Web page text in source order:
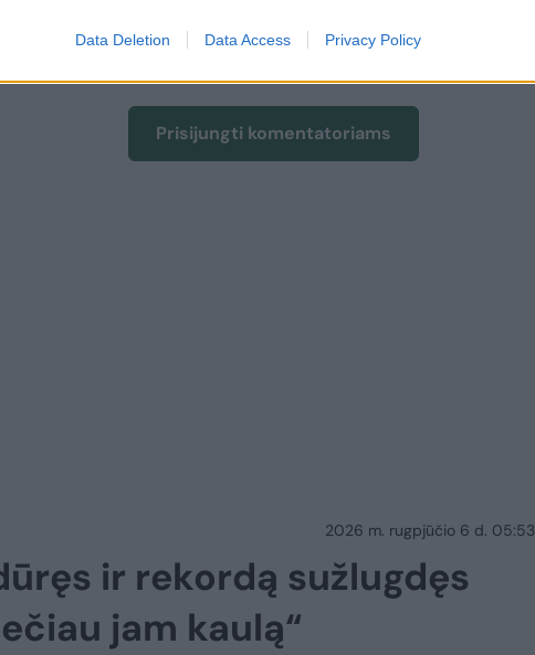
Data Deletion Data Access Privacy Policy
vartotojai. Prisijunkite prie registruotų
komentaruose!
Prisijungti komentatoriams
2026 m. rugpjūčio 6 d. 05:53
ir rekordą sužlugdęs
jam kaulą“